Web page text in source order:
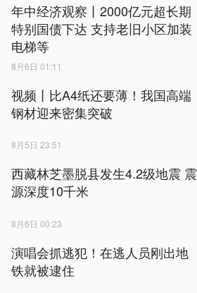
年中经济观察丨2000亿元超长期
特别国债下达 支持老旧小区加装
电梯等
8月6日 01:11
视频丨比A4纸还要薄！我国高端
钢材迎来密集突破
8月5日 23:51
西藏林芝墨脱县发生4.2级地震 震
源深度10千米
8月6日 00:23
演唱会抓逃犯！在逃人员刚出地
铁就被逮住